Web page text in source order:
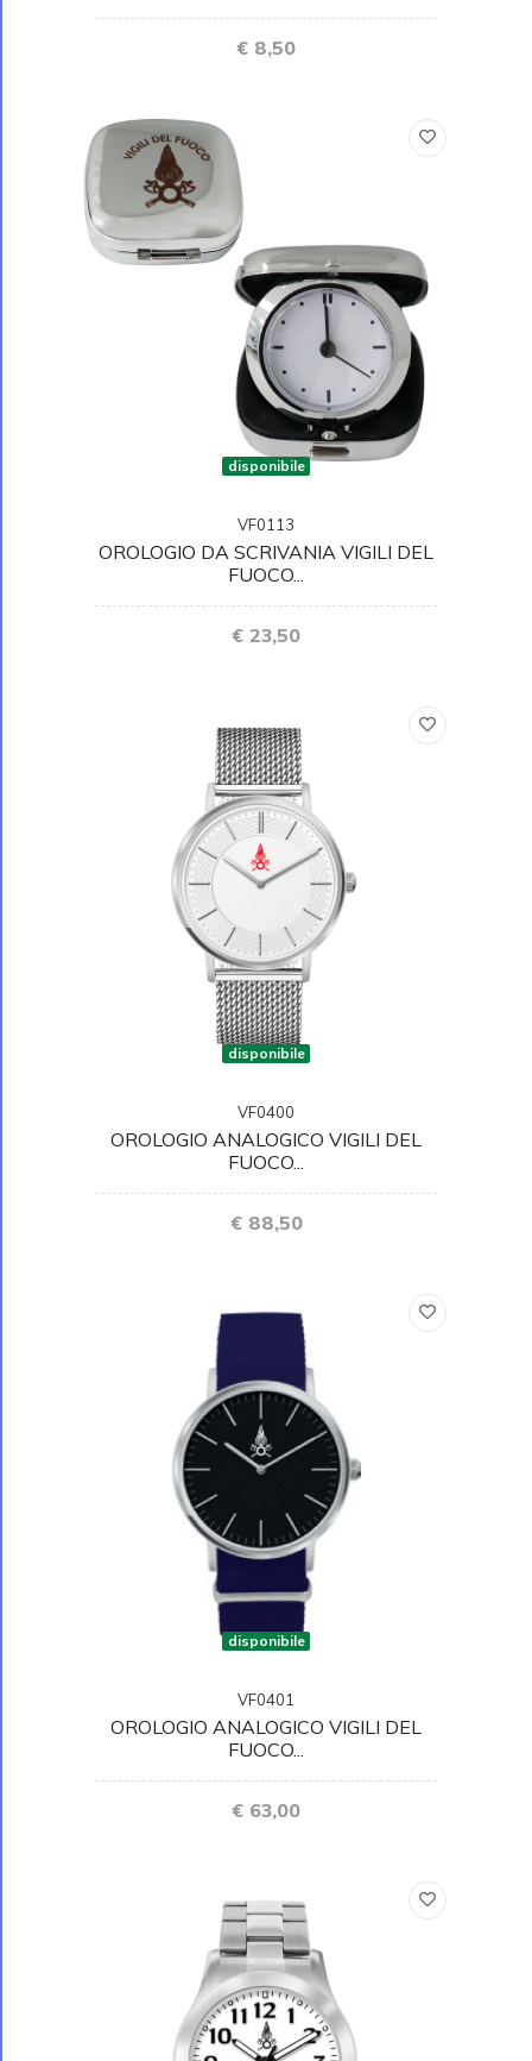
€ 8,50
disponibile
VF0113
OROLOGIO DA SCRIVANIA VIGILI DEL
FUOCO...
€ 23,50
disponibile
VF0400
OROLOGIO ANALOGICO VIGILI DEL
FUOCO...
€ 88,50
disponibile
VF0401
OROLOGIO ANALOGICO VIGILI DEL
FUOCO...
€ 63,00